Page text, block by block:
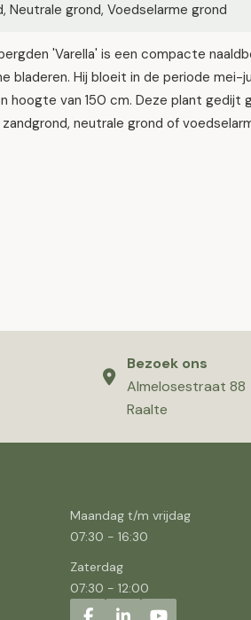
Neutrale grond, Voedselarme grond
'Varella' is een compacte
bladeren. Hij bloeit in de periode mei-
hoogte van 150 cm. Deze plant gedijt
neutrale grond of
Bezoek ons
Almelosestraat 88
Raalte
Maandag t/m vrijdag
07:30 - 16:30
Zaterdag
07:30 - 12:00